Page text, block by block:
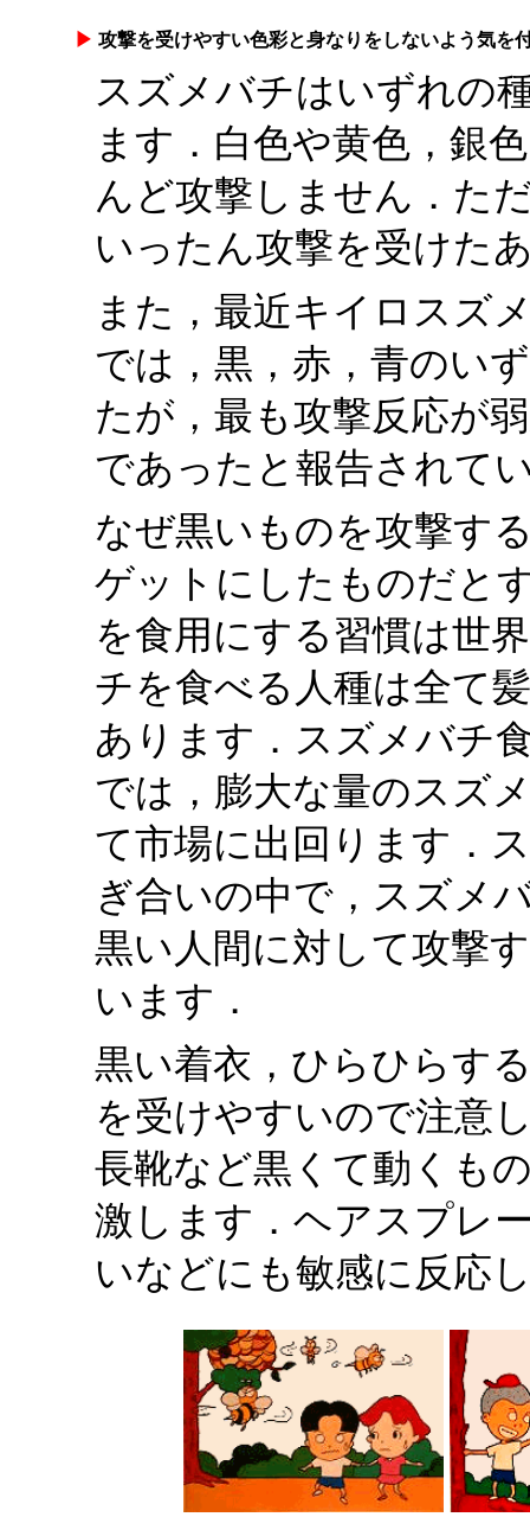
▶ 攻撃を受けやすい色彩と身なりをしないよう気を
スズメバチはいずれの
ます．白色や黄色，銀
んど攻撃しません．た
いったん攻撃を受けた
また，最近キイロスズ
では，黒，赤，青のい
たが，最も攻撃反応が
であったと報告されて
なぜ黒いものを攻撃す
ゲットにしたものだと
を食用にする習慣は世
チを食べる人種は全て
あります．スズメバチ
では，膨大な量のスズ
て市場に出回ります．
ぎ合いの中で，スズメ
黒い人間に対して攻撃
います．
黒い着衣，ひらひらす
を受けやすいので注意
長靴など黒くて動くも
激します．ヘアスプレ
いなどにも敏感に反応